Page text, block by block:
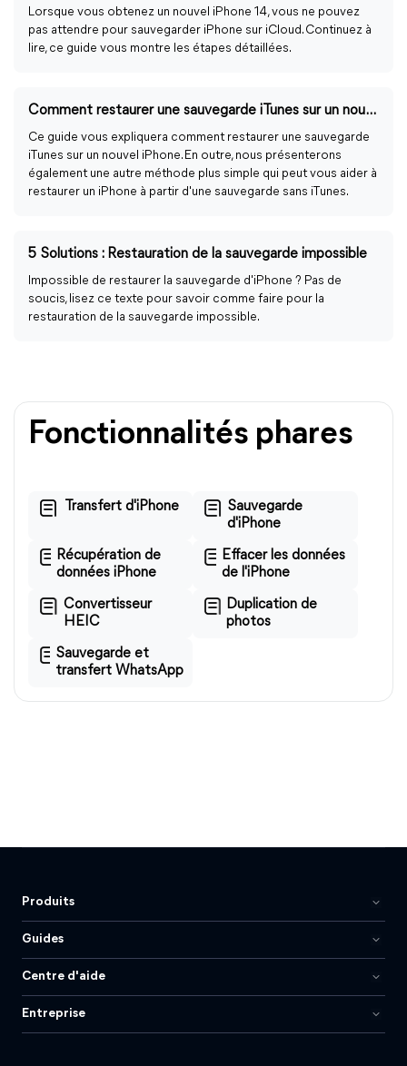
Lorsque vous obtenez un nouvel iPhone 14, vous ne pouvez
pas attendre pour sauvegarder iPhone sur iCloud. Continuez à
lire, ce guide vous montre les étapes détaillées.
Comment restaurer une sauvegarde iTunes sur un nouvel iPhone
Ce guide vous expliquera comment restaurer une sauvegarde
iTunes sur un nouvel iPhone. En outre, nous présenterons
également une autre méthode plus simple qui peut vous aider à
restaurer un iPhone à partir d'une sauvegarde sans iTunes.
5 Solutions : Restauration de la sauvegarde impossible
Impossible de restaurer la sauvegarde d'iPhone ? Pas de
soucis, lisez ce texte pour savoir comme faire pour la
restauration de la sauvegarde impossible.
Fonctionnalités phares
Transfert d'iPhone
Sauvegarde
d'iPhone
Récupération de
données iPhone
Effacer les données
de l'iPhone
Convertisseur
HEIC
Duplication de
photos
Sauvegarde et
transfert WhatsApp
Produits
Guides
Centre d'aide
Entreprise